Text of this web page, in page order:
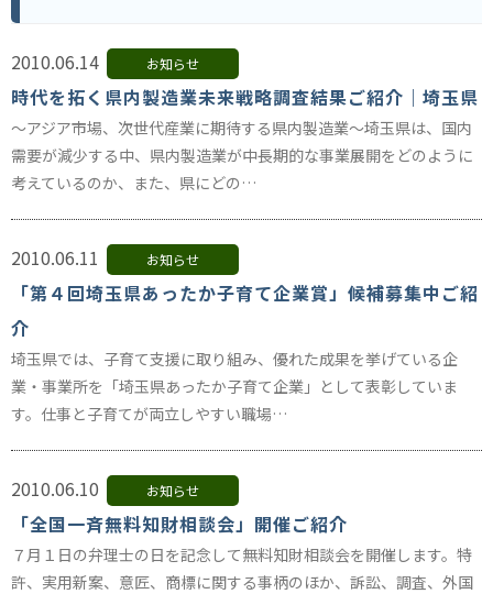
2010.06.14 お知らせ
時代を拓く県内製造業未来戦略調査結果ご紹介｜埼玉県
～アジア市場、次世代産業に期待する県内製造業～埼玉県は、国内
需要が減少する中、県内製造業が中長期的な事業展開をどのように
考えているのか、また、県にどの…
2010.06.11 お知らせ
「第４回埼玉県あったか子育て企業賞」候補募集中ご紹
介
埼玉県では、子育て支援に取り組み、優れた成果を挙げている企
業・事業所を「埼玉県あったか子育て企業」として表彰していま
す。仕事と子育てが両立しやすい職場…
2010.06.10 お知らせ
「全国一斉無料知財相談会」開催ご紹介
７月１日の弁理士の日を記念して無料知財相談会を開催します。特
許、実用新案、意匠、商標に関する事柄のほか、訴訟、調査、外国